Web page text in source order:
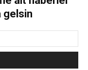
gelsin